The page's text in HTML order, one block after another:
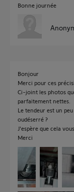
Bonne journée
Bonjour
Merci pour ces
Ci-joint les photos
parfaitement nettes.
Le tendeur est un
oudéserré ?
J'espère que cela
Merci